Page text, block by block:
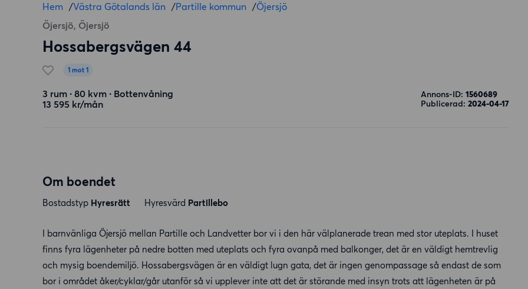
Hem /Västra Götalands län /Partille kommun /Öjersjö
Öjersjö, Öjersjö
Hossabergsvägen 44
1 mot 1
3 rum ∙ 80 kvm ∙ Bottenvåning
13 595 kr/mån
Annons-ID: 1560689
Publicerad: 2024-04-17
Om boendet
Bostadstyp Hyresrätt Hyresvärd Partillebo
I barnvänliga Öjersjö mellan Partille och Landvetter bor vi i den här välplanerade trean med stor uteplats. I huset
finns fyra lägenheter på nedre botten med uteplats och fyra ovanpå med balkonger, det är en väldigt hemtrevlig
och mysig boendemiljö. Hossabergsvägen är en väldigt lugn gata, det är ingen genompassage så endast de som
bor i området åker/cyklar/går utanför så vi upplever inte att det är störande med insyn trots att lägenheten är på